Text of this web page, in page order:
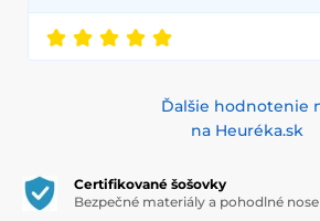
Ďalšie hodnotenie
na Heuréka.sk
Certifikované šošovky
Bezpečné materiály a pohodlné